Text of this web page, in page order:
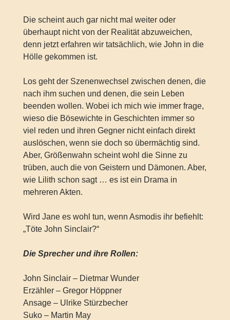
Die scheint auch gar nicht mal weiter oder
überhaupt nicht von der Realität abzuweichen,
denn jetzt erfahren wir tatsächlich, wie John in die
Hölle gekommen ist.
Los geht der Szenenwechsel zwischen denen, die
nach ihm suchen und denen, die sein Leben
beenden wollen. Wobei ich mich wie immer frage,
wieso die Bösewichte in Geschichten immer so
viel reden und ihren Gegner nicht einfach direkt
auslöschen, wenn sie doch so übermächtig sind.
Aber, Größenwahn scheint wohl die Sinne zu
trüben, auch die von Geistern und Dämonen. Aber,
wie Lilith schon sagt … es ist ein Drama in
mehreren Akten.
Wird Jane es wohl tun, wenn Asmodis ihr befiehlt:
„Töte John Sinclair?“
Die Sprecher und ihre Rollen:
John Sinclair – Dietmar Wunder
Erzähler – Gregor Höppner
Ansage – Ulrike Stürzbecher
Suko – Martin May